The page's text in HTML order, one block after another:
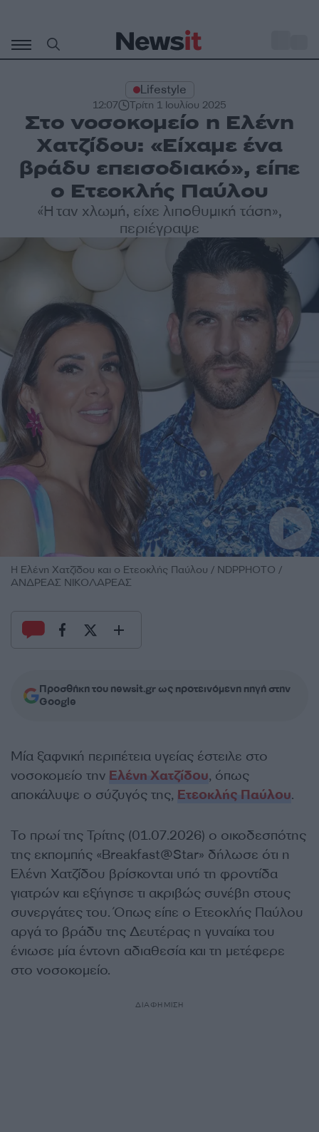
περιεχόμενο
Lifestyle
12:07 Τρίτη 1 Ιουλίου 2025
Στο νοσοκομείο η Ελένη
Χατζίδου: «Είχαμε ένα
βράδυ επεισοδιακό», είπε
ο Ετεοκλής Παύλου
«Ήταν χλωμή, είχε λιποθυμική τάση»,
περιέγραψε
Η Ελένη Χατζίδου και ο Ετεοκλής Παύλου / NDPPHOTO /
ΑΝΔΡΕΑΣ ΝΙΚΟΛΑΡΕΑΣ
Προσθήκη του newsit.gr ως προτεινόμενη πηγή στην
Google
Μία ξαφνική περιπέτεια υγείας έστειλε στο
νοσοκομείο την Ελένη Χατζίδου, όπως
αποκάλυψε ο σύζυγός της, Ετεοκλής Παύλου.
Το πρωί της Τρίτης (01.07.2026) ο οικοδεσπότης
της εκπομπής «Breakfast@Star» δήλωσε ότι η
Ελένη Χατζίδου βρίσκονται υπό τη φροντίδα
γιατρών και εξήγησε τι ακριβώς συνέβη στους
συνεργάτες του. Όπως είπε ο Ετεοκλής Παύλου
αργά το βράδυ της Δευτέρας η γυναίκα του
ένιωσε μία έντονη αδιαθεσία και τη μετέφερε
στο νοσοκομείο.
ΔΙΑΦΗΜΙΣΗ